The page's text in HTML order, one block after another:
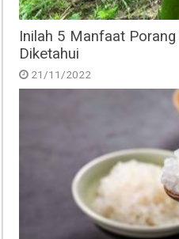
Inilah 5 Manfaat
Diketahui
21/11/2022